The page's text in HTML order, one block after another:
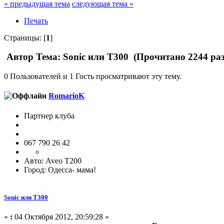
« предыдущая тема следующая тема »
Печать
Страницы: [1]
Автор Тема: Sonic или Т300 (Прочитано 2244
0 Пользователей и 1 Гость просматривают эту тему.
RomarioK
Партнер клуба
067 790 26 42
Авто: Aveo T200
Город: Одесса- мама!
Sonic или Т300
« : 04 Октября 2012, 20:59:28 »